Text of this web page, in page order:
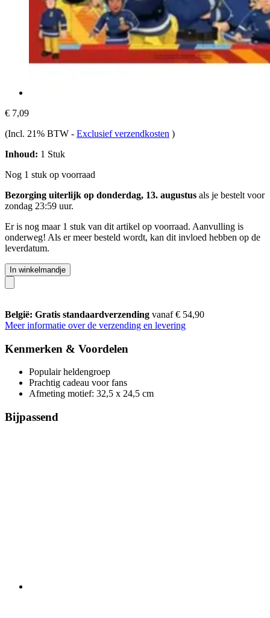
€ 7,09
(Incl. 21% BTW - Exclusief verzendkosten )
Inhoud: 1 Stuk
Nog 1 stuk op voorraad
Bezorging uiterlijk op donderdag, 13. augustus als je bestelt voor
zondag 23:59 uur.
Er is nog maar 1 stuk van dit artikel op voorraad. Aanvulling is
onderweg! Als er meer besteld wordt, kan dit invloed hebben op de
leverdatum.
In winkelmandje
België: Gratis standaardverzending vanaf € 54,90
Meer informatie over de verzending en levering
Kenmerken & Voordelen
Populair heldengroep
Prachtig cadeau voor fans
Afmeting motief: 32,5 x 24,5 cm
Bijpassend